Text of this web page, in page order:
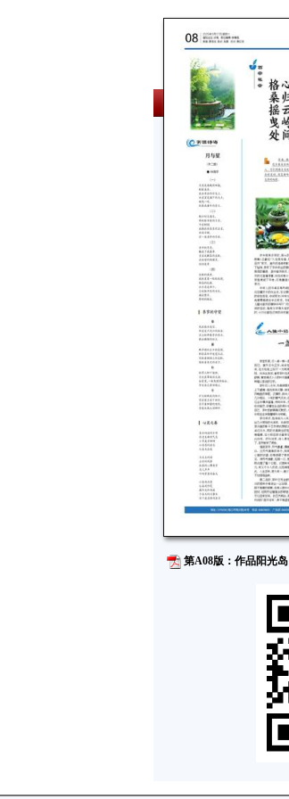
第A08版：作品阳光岛